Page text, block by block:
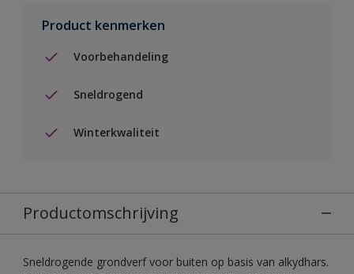
Product kenmerken
Voorbehandeling
Sneldrogend
Winterkwaliteit
Productomschrijving
Sneldrogende grondverf voor buiten op basis van alkydhars.